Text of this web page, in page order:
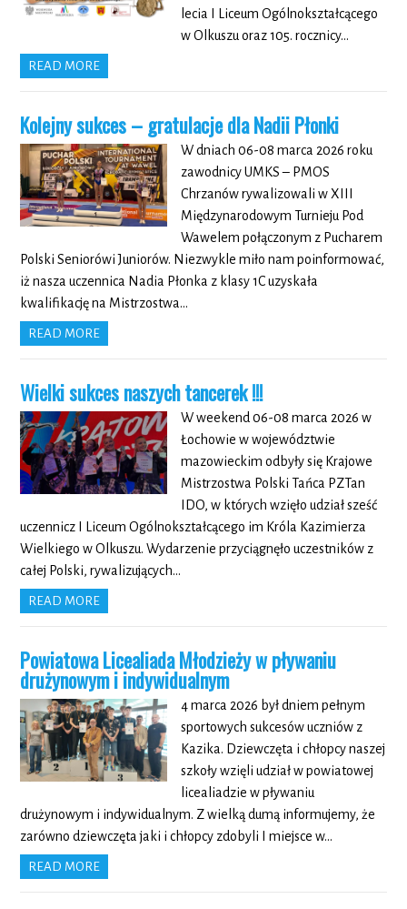
lecia I Liceum Ogólnokształcącego
w Olkuszu oraz 105. rocznicy…
READ MORE
Kolejny sukces – gratulacje dla Nadii Płonki
W dniach 06-08 marca 2026 roku
zawodnicy UMKS – PMOS
Chrzanów rywalizowali w XIII
Międzynarodowym Turnieju Pod
Wawelem połączonym z Pucharem
Polski Seniorówi Juniorów. Niezwykle miło nam poinformować,
iż nasza uczennica Nadia Płonka z klasy 1C uzyskała
kwalifikację na Mistrzostwa…
READ MORE
Wielki sukces naszych tancerek !!!
W weekend 06-08 marca 2026 w
Łochowie w województwie
mazowieckim odbyły się Krajowe
Mistrzostwa Polski Tańca PZTan
IDO, w których wzięło udział sześć
uczennicz I Liceum Ogólnokształcącego im Króla Kazimierza
Wielkiego w Olkuszu. Wydarzenie przyciągnęło uczestników z
całej Polski, rywalizujących…
READ MORE
Powiatowa Licealiada Młodzieży w pływaniu
drużynowym i indywidualnym
4 marca 2026 był dniem pełnym
sportowych sukcesów uczniów z
Kazika. Dziewczęta i chłopcy naszej
szkoły wzięli udział w powiatowej
licealiadzie w pływaniu
drużynowym i indywidualnym. Z wielką dumą informujemy, że
zarówno dziewczęta jaki i chłopcy zdobyli I miejsce w…
READ MORE